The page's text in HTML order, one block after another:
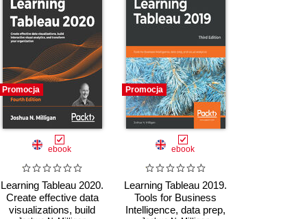
Promocja
ebook
Learning Tableau 2020.
Create effective data
visualizations, build
Promocja
ebook
Learning Tableau 2019.
Tools for Business
Intelligence, data prep,